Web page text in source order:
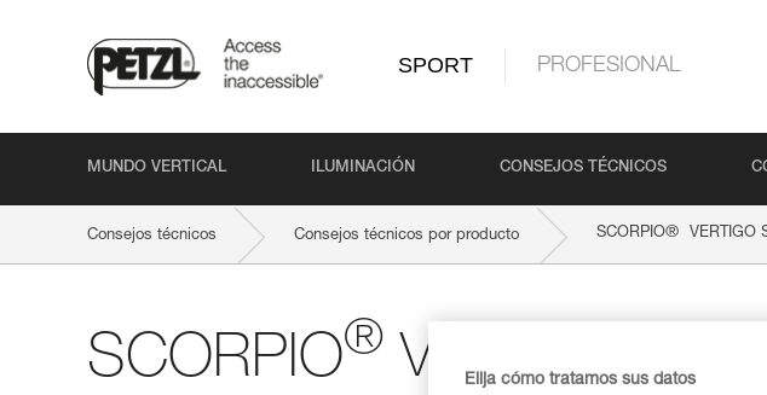
SPORT PROFESIONAL
MUNDO VERTICAL ILUMINACIÓN CONSEJOS TÉCNICOS
Consejos técnicos Consejos técnicos por producto SCORPIO® VERTIGO
SCORPIO® VERTIGO SW
Elija cómo tratamos sus datos